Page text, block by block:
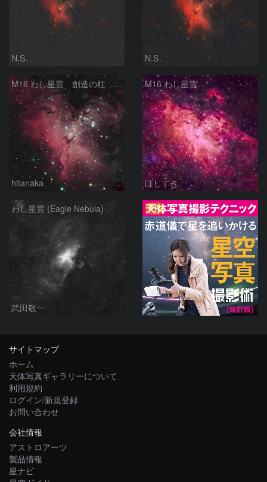
N.S. N.S.
M16 わし星雲 創造の柱 へび座
hltanaka
M16 わし星雲
ほしすき
わし星雲 (Eagle Nebula)
武田敬一
PR
サイトマップ
ホーム
天体写真ギャラリーについて
利用規約
ログイン/新規登録
お問い合わせ
会社情報
アストロアーツ
製品情報
星ナビ